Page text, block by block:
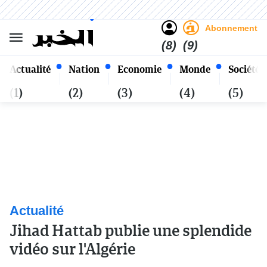
Actualité
(1)
Nation
(2)
Economie
(3)
Monde
(4)
Société
(5)
(8)
Abonnement
(9)
Samedi 24 Safar 1448 - 08
Août 2026
Alger
Actualité
Jihad Hattab publie une splendide
vidéo sur l'Algérie